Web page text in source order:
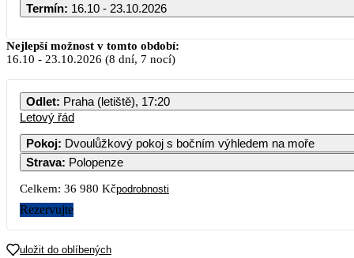
Termín: 16.10 - 23.10.2026
Říjen 2026
PO ÚT ST ČT PÁ SO
Nejlepší možnost v tomto období:
16.10 - 23.10.2026 (8 dní, 7 nocí)
Odlet: Praha (letiště), 17:20
Letový řád
Pokoj: Dvoulůžkový pokoj s bočním výhledem na moře
Strava: Polopenze
Celkem: 36 980 Kčpodrobnosti
Rezervujte
uložit do oblíbených